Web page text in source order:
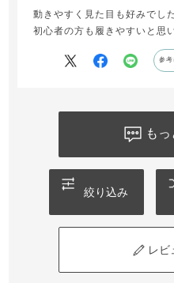
動きやすく見た目も好みでし
初心者の方も履きやすいと思
参考
も
絞り込み
レビ